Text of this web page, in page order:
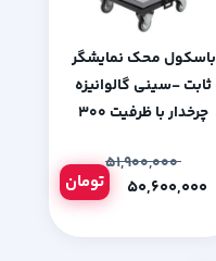
باسکول محک نمایشگر
ثابت -سینی گالوانیزه
چرخدار با ظرفیت 300
۵۱,۹۰۰,۰۰۰
تومان